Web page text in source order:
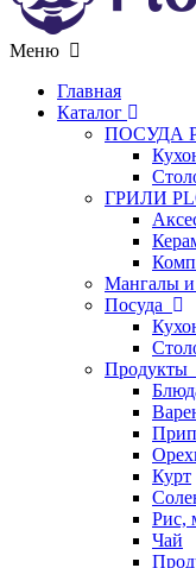
Меню
Главная
Каталог
ПОСУДА
ГРИЛИ
Мангалы
Посуда
Продукты
Курт
Рис,
Чай